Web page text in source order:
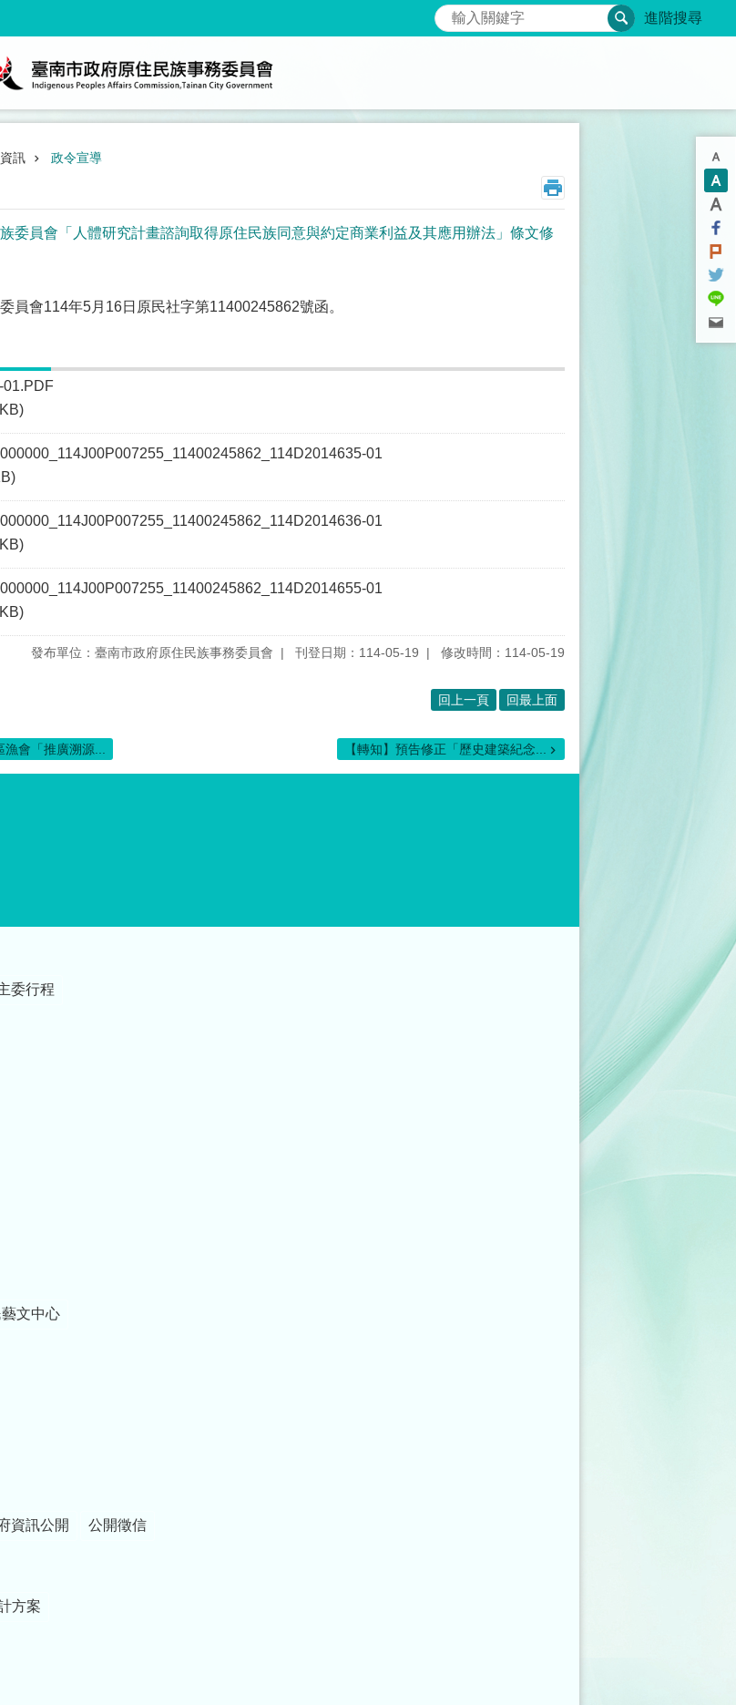
搜尋 進階搜尋
訊 政令宣導
族委員會「人體研究計畫諮詢取得原住民族同意與約定商業利益及其應用辦法」條文修
員會114年5月16日原民社字第11400245862號函。
01.PDF
01
01
01
發布單位：臺南市政府原住民族事務委員會 刊登日期：114-05-19 修改時間：114-05-19
回上一頁 回最上面
漁會「推廣溯源... 【轉知】預告修正「歷史建築紀念...
委行程
文中心
資訊公開 公開徵信
方案